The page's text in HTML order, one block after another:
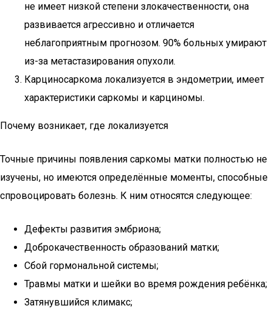
не имеет низкой степени злокачественности, она
развивается агрессивно и отличается
неблагоприятным прогнозом. 90% больных умирают
из-за метастазирования опухоли.
Карциносаркома локализуется в эндометрии, имеет
характеристики саркомы и карциномы.
Почему возникает, где локализуется
Точные причины появления саркомы матки полностью не
изучены, но имеются определённые моменты, способные
спровоцировать болезнь. К ним относятся следующее:
Дефекты развития эмбриона;
Доброкачественность образований матки;
Сбой гормональной системы;
Травмы матки и шейки во время рождения ребёнка;
Затянувшийся климакс;